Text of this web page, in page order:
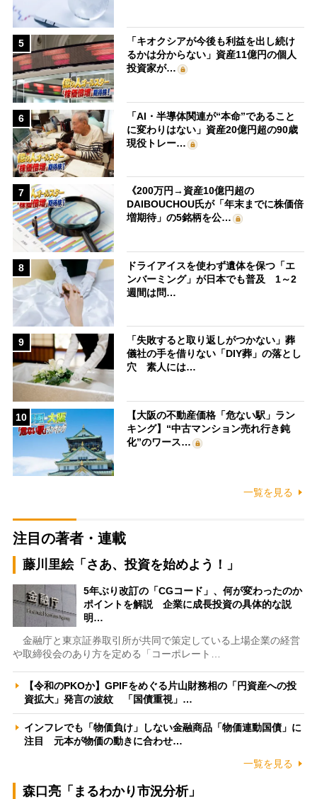
5
「キオクシアが今後も利益を出し続け
るかは分からない」資産11億円の個人
投資家が…
6
「AI・半導体関連が“本命”であること
に変わりはない」資産20億円超の90歳
現役トレー…
7
《200万円→資産10億円超の
DAIBOUCHOU氏が「年末までに株価倍
増期待」の5銘柄を公…
8
ドライアイスを使わず遺体を保つ「エ
ンバーミング」が日本でも普及 1～2
週間は問…
9
「失敗すると取り返しがつかない」葬
儀社の手を借りない「DIY葬」の落とし
穴 素人には…
10
【大阪の不動産価格「危ない駅」ラン
キング】“中古マンション売れ行き鈍
化”のワース…
一覧を見る
注目の著者・連載
藤川里絵「さあ、投資を始めよう！」
5年ぶり改訂の「CGコード」、何が変わったのか
ポイントを解説 企業に成長投資の具体的な説
明…
金融庁と東京証券取引所が共同で策定している上場企業の経営
や取締役会のあり方を定める「コーポレート…
【令和のPKOか】GPIFをめぐる片山財務相の「円資産への投
資拡大」発言の波紋 「国債重視」…
インフレでも「物価負け」しない金融商品「物価連動国債」に
注目 元本が物価の動きに合わせ…
一覧を見る
森口亮「まるわかり市況分析」